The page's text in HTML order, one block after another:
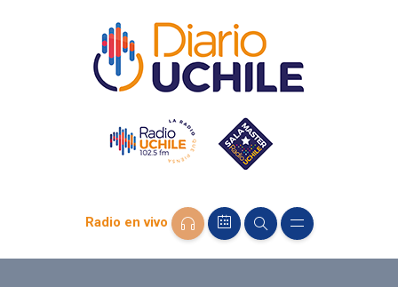
Radio en vivo